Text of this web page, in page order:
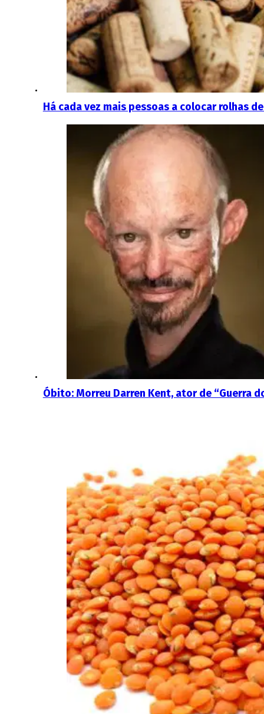
Há cada vez mais pessoas a colocar rolhas
Óbito: Morreu Darren Kent, ator de “Guerra